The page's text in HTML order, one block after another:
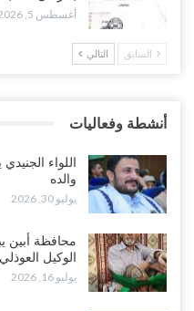
أغسطس 5, 2026
خلافات الرواتب تشعل مواجهة
تعميد الشهادات يشعل غضباً
أغسطس 5, 2026
ملفات المال والنفط..!
أغسطس 5, 2026
أغسطس 5, 2026
السابق التالي
أنشطة وفعاليات
اللواء
والده
يوليو 30, 2026
محافظة أبين
الوكيل
يوليو 16, 2026